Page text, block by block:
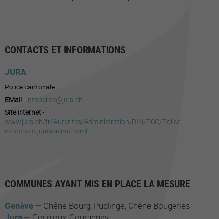
CONTACTS ET INFORMATIONS
JURA
Police cantonale
EMail- infopolice@jura.ch
Site internet-
www.jura.ch/fr/Autorites/Administration/DIN/POC/Police-
cantonale-jurassienne.html
COMMUNES AYANT MIS EN PLACE LA MESURE
Genève Chêne-Bourg Puplinge Chêne-Bougeries